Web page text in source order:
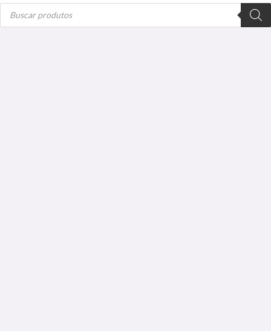
Pesquisar
produtos